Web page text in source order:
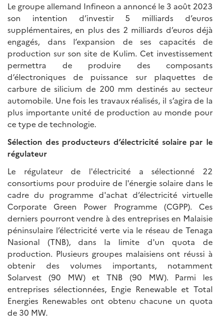
Le groupe allemand Infineon a annoncé le 3 août 2023
son intention d’investir 5 milliards d’euros
supplémentaires, en plus des 2 milliards d’euros déjà
engagés, dans l’expansion de ses capacités de
production sur son site de Kulim. Cet investissement
permettra de produire des composants
d’électroniques de puissance sur plaquettes de
carbure de silicium de 200 mm destinés au secteur
automobile. Une fois les travaux réalisés, il s’agira de la
plus importante unité de production au monde pour
ce type de technologie.
Sélection des producteurs d’électricité solaire par le
régulateur
Le régulateur de l'électricité a sélectionné 22
consortiums pour produire de l'énergie solaire dans le
cadre du programme d'achat d’électricité virtuelle
Corporate Green Power Programme (CGPP). Ces
derniers pourront vendre à des entreprises en Malaisie
péninsulaire l’électricité verte via le réseau de Tenaga
Nasional (TNB), dans la limite d'un quota de
production. Plusieurs groupes malaisiens ont réussi à
obtenir des volumes importants, notamment
Solarvest (90 MW) et TNB (90 MW). Parmi les
entreprises sélectionnées, Engie Renewable et Total
Energies Renewables ont obtenu chacune un quota
de 30 MW.